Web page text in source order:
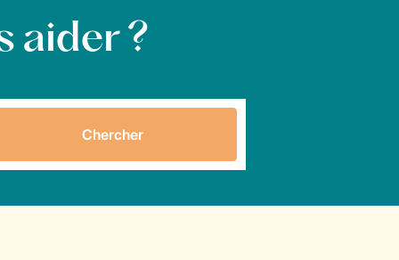
aider ?